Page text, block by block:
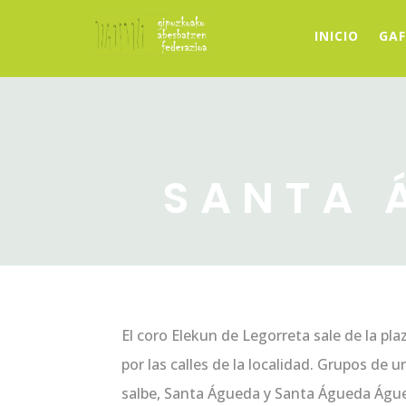
INICIO GAF
SANTA
El coro Elekun de Legorreta sale de la
por las calles de la localidad. Grupos de
salbe, Santa Águeda y Santa Águeda